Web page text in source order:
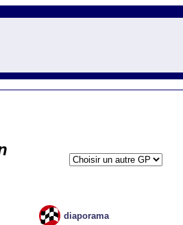
diaporama